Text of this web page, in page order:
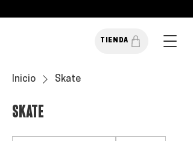
TIENDA
Inicio Skate
Skate